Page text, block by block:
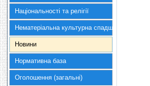
Національності та релігії
Нематеріальна культурна спадщина
Новини
Нормативна база
Оголошення (загальні)